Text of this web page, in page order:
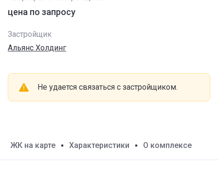
цена по запросу
Застройщик
Альянс Холдинг
Не удается связаться с застройщиком.
ЖК на карте Характеристики О комплексе